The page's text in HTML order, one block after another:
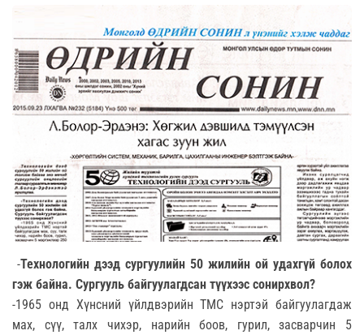
-Технологийн дээд сургуулийн 50 жилийн ой удахгүй болох
гэж байна. Сургууль байгуулагдсан түүхээс сонирхвол?
-1965 онд Хүнсний үйлдвэрийн ТМС нэртэй байгуулагдаж
мах, сүү, талх чихэр, нарийн боов, гурил, засварчин 5